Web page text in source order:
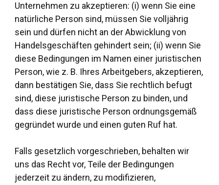
Unternehmen zu akzeptieren: (i) wenn Sie eine
natürliche Person sind, müssen Sie volljährig
sein und dürfen nicht an der Abwicklung von
Handelsgeschäften gehindert sein; (ii) wenn Sie
diese Bedingungen im Namen einer juristischen
Person, wie z. B. Ihres Arbeitgebers, akzeptieren,
dann bestätigen Sie, dass Sie rechtlich befugt
sind, diese juristische Person zu binden, und
dass diese juristische Person ordnungsgemäß
gegründet wurde und einen guten Ruf hat.
Falls gesetzlich vorgeschrieben, behalten wir
uns das Recht vor, Teile der Bedingungen
jederzeit zu ändern, zu modifizieren,